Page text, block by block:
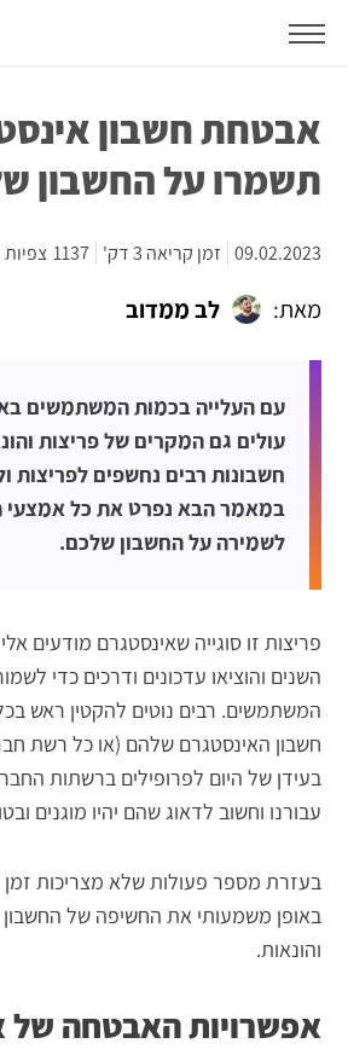
אבטחת חשבון
תשמרו על החשבון
09.02.2023 זמן קריאה 3 דק' 1137 צפיות
מאת: לב ממדוב
עם העלייה בכמות המשתמשים
עולים גם המקרים של פריצות
חשבונות רבים נחשפים לפריצות
במאמר הבא נפרט את כל
לשמירה על החשבון שלכם.
פריצות זו סוגייה שאינסטגרם מודעים
השנים והוציאו עדכונים ודרכים כדי
המשתמשים. רבים נוטים להקטין ראש
חשבון האינסטגרם שלהם (או כל רשת
בעידן של היום לפרופילים ברשתות
עבורנו וחשוב לדאוג שהם יהיו מוגנים
בעזרת מספר פעולות שלא מצריכות זמן
באופן משמעותי את החשיפה של
והונאות.
אפשרויות האבטחה של